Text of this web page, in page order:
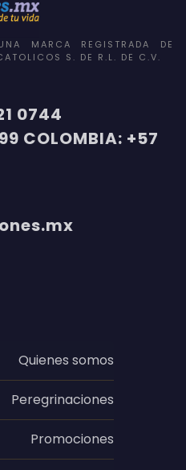
MARCA REGISTRADA DE
S. DE R.L. DE C.V.
0744
COLOMBIA: +57
Quienes somos
Peregrinaciones
Promociones